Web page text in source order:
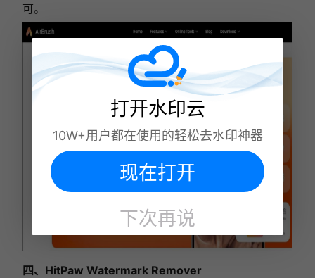
可。
四、HitPaw Watermark Remover
打开水印云
10W+用户都在使用的轻松去水印神器
现在打开
下次再说